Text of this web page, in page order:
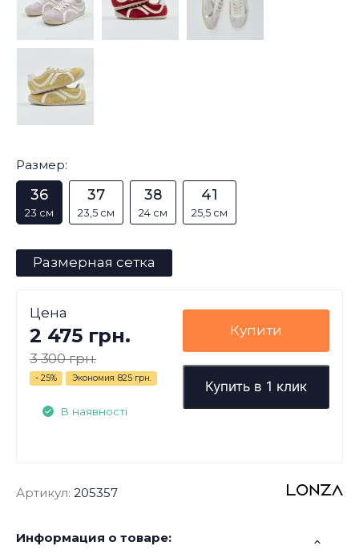
Размер:
36
23 см
37
23,5 см
38
24 см
41
25,5 см
Размерная сетка
Цена
2 475 грн.
3 300 грн.
- 25% Экономия 825 грн.
В наявності
Купити
Купить в 1 клик
Артикул: 205357
Информация о товаре: